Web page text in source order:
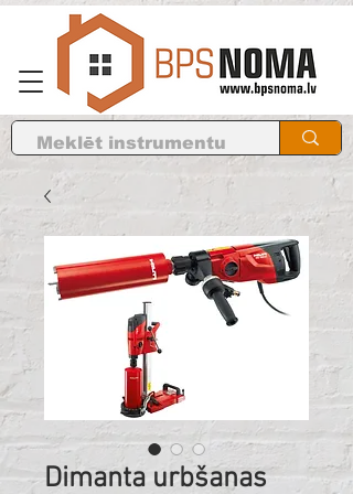
Dimanta urbšanas